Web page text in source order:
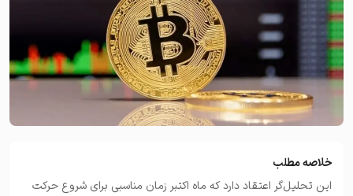
خلاصه مطلب
این تحلیل‌گر اعتقاد دارد که ماه اکتبر زمان مناسبی برای شروع حرکت